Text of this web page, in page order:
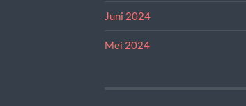
Juni 2024
Mei 2024